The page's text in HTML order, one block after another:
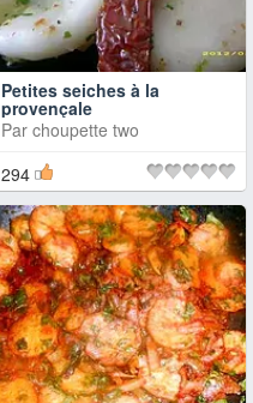
Petites seiches à la
provençale
Par choupette two
294